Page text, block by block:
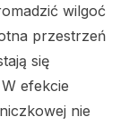
wilgoć
przestrzeń
się
efekcie
nie